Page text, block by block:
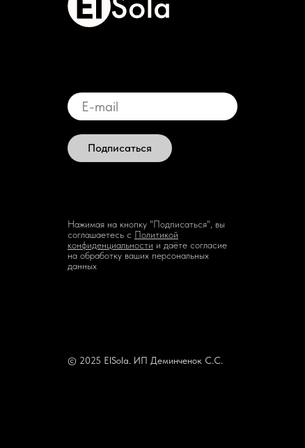
Подписаться
Нажимая на кнопку "Подписаться", вы
соглашаетесь с Политикой
конфиденциальности и даёте согласие
на обработку ваших персональных
данных
© 2025 ElSola. ИП Деминченок С.С.